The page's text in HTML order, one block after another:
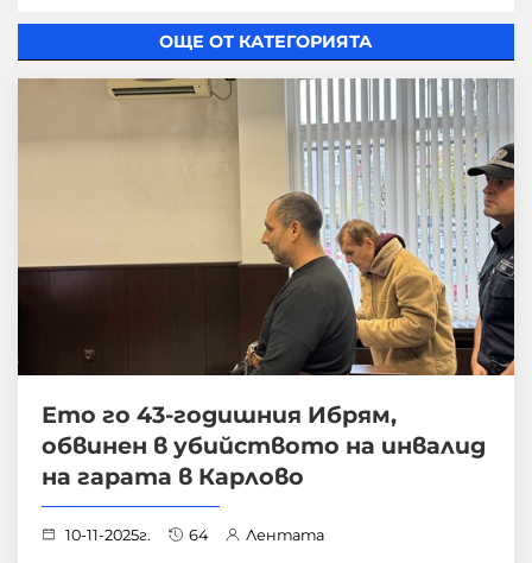
ОЩЕ ОТ КАТЕГОРИЯТА
Ето го 43-годишния Ибрям,
обвинен в убийството на инвалид
на гарата в Карлово
10-11-2025г. 64 Лентата